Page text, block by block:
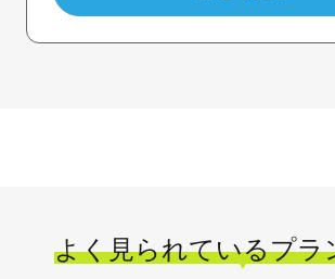
よく見られているプラ